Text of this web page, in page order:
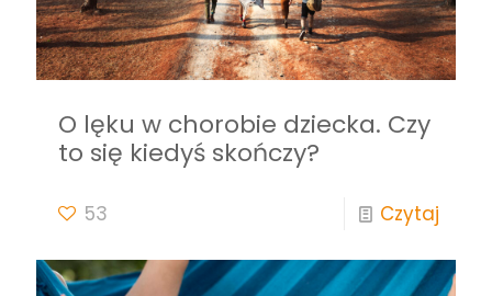
O lęku w chorobie dziecka. Czy
to się kiedyś skończy?
53 Czytaj